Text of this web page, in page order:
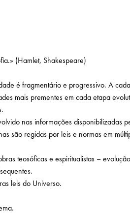
(Hamlet, Shakespeare)
é fragmentário e progressivo. A
mais prementes em cada etapa
nas informações disponibilizadas
são regidas por leis e normas em
teosóficas e espiritualistas –
leis do Universo.